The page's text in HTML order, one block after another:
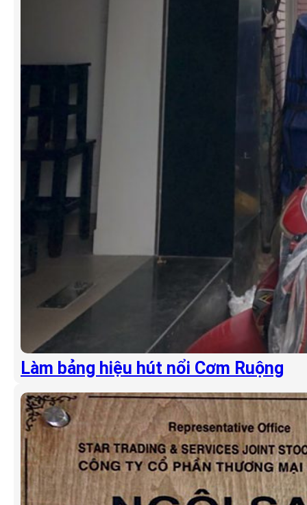
Làm bảng hiệu hút nổi Cơm Ruộng